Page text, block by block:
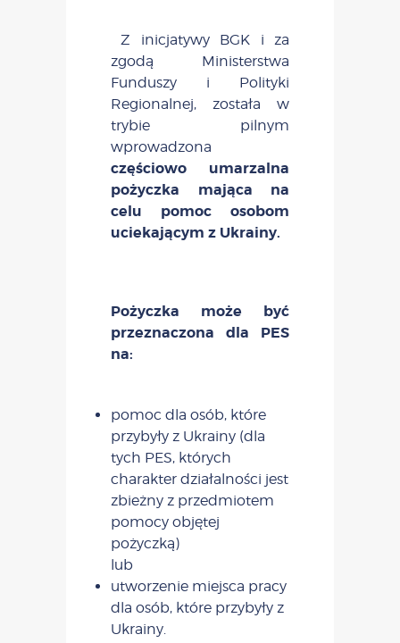
Z inicjatywy BGK i za
zgodą Ministerstwa
Funduszy i Polityki
Regionalnej, została w
trybie pilnym
wprowadzona
częściowo umarzalna
pożyczka mająca na
celu pomoc osobom
uciekającym z Ukrainy.
Pożyczka może być
przeznaczona dla PES
na:
pomoc dla osób, które
przybyły z Ukrainy (dla
tych PES, których
charakter działalności jest
zbieżny z przedmiotem
pomocy objętej
pożyczką)
lub
utworzenie miejsca pracy
dla osób, które przybyły z
Ukrainy.